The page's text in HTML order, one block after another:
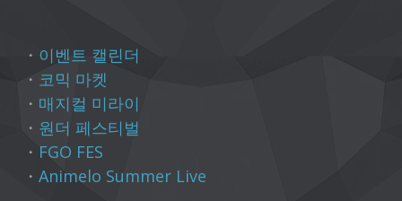
・ 이벤트 캘린더
・ 코믹 마켓
・ 매지컬 미라이
・ 원더 페스티벌
・ FGO FES
・ Animelo Summer Live